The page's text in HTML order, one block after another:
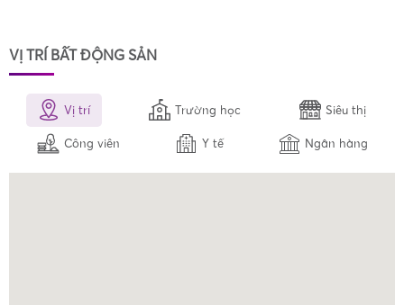
VỊ TRÍ BẤT ĐỘNG SẢN
Vị trí Trường học Siêu thị
Công viên Y tế Ngân hàng